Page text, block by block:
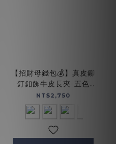
【招財母錢包💰】真皮鉚
釘釦飾牛皮長夾-五色
(072267)
NT$2,750